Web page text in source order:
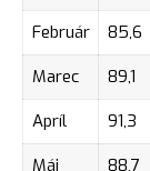
Február
85,6
Marec
89,1
Apríl
91,3
Máj
88,7